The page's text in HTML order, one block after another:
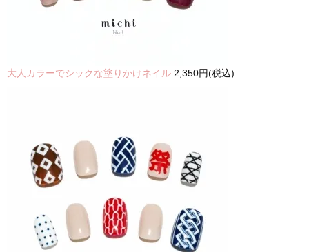
大人カラーでシックな塗りかけネイル 2,350円(税込)